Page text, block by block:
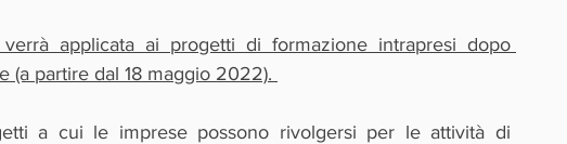
applicata ai progetti di formazione intrapresi dopo
(a partire dal 18 maggio 2022).
a cui le imprese possono rivolgersi per le attività di